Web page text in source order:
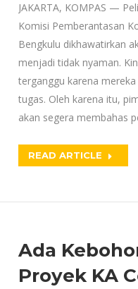
JAKARTA, KOMPAS —
Komisi Pemberantasan
Bengkulu dikhawatirkan
menjadi tidak nyaman.
terganggu karena
tugas. Oleh karena itu,
akan segera membahas
READ ARTICLE
Ada
Proyek KA